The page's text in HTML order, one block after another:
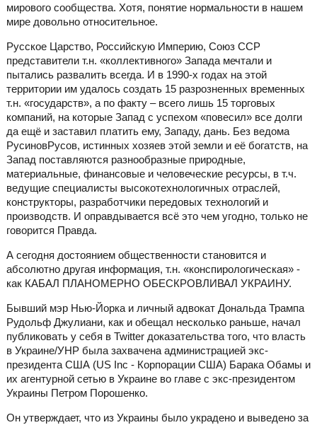
мирового сообщества. Хотя, понятие нормальности в нашем
мире довольно относительное.
Русское Царство, Российскую Империю, Союз ССР
представители т.н. «коллективного» Запада мечтали и
пытались развалить всегда. И в 1990-х годах на этой
территории им удалось создать 15 разрозненных временных
т.н. «государств», а по факту – всего лишь 15 торговых
компаний, на которые Запад с успехом «повесил» все долги
да ещё и заставил платить ему, Западу, дань. Без ведома
РусиновРусов, истинных хозяев этой земли и её богатств, на
Запад поставляются разнообразные природные,
материальные, финансовые и человеческие ресурсы, в т.ч.
ведущие специалисты высокотехнологичных отраслей,
конструкторы, разработчики передовых технологий и
производств. И оправдывается всё это чем угодно, только не
говорится Правда.
А сегодня достоянием общественности становится и
абсолютно другая информация, т.н. «конспирологическая» -
как КАБАЛ ПЛАНОМЕРНО ОБЕСКРОВЛИВАЛ УКРАИНУ.
Бывший мэр Нью-Йорка и личный адвокат Дональда Трампа
Рудольф Джулиани, как и обещал несколько раньше, начал
публиковать у себя в Twitter доказательства того, что власть
в Украине/УНР была захвачена администрацией экс-
президента США (US Inc - Корпорации США) Барака Обамы и
их агентурной сетью в Украине во главе с экс-президентом
Украины Петром Порошенко.
Он утверждает, что из Украины было украдено и выведено за